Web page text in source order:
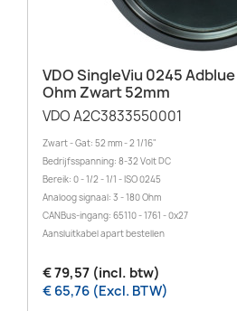
VDO SingleViu 0245
Ohm Zwart 52mm
VDO A2C3833550001
Zwart - Gat: 52 mm - 2 1/16"
Bedrijfsspanning: 8-32 Volt DC
Bereik: 0 - 1/2 - 1/1 - ISO 0245
Analoog signaal: 3 - 180 Ohm
CANBus-ingang: 65110 - 1761 - 0x27
Aansluitkabel apart bestellen
€ 79,57 (incl. btw)
€ 65,76 (Excl. BTW)